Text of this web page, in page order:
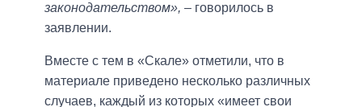
законодательством», – говорилось в
заявлении.
Вместе с тем в «Скале» отметили, что в
материале приведено несколько различных
случаев, каждый из которых «имеет свои